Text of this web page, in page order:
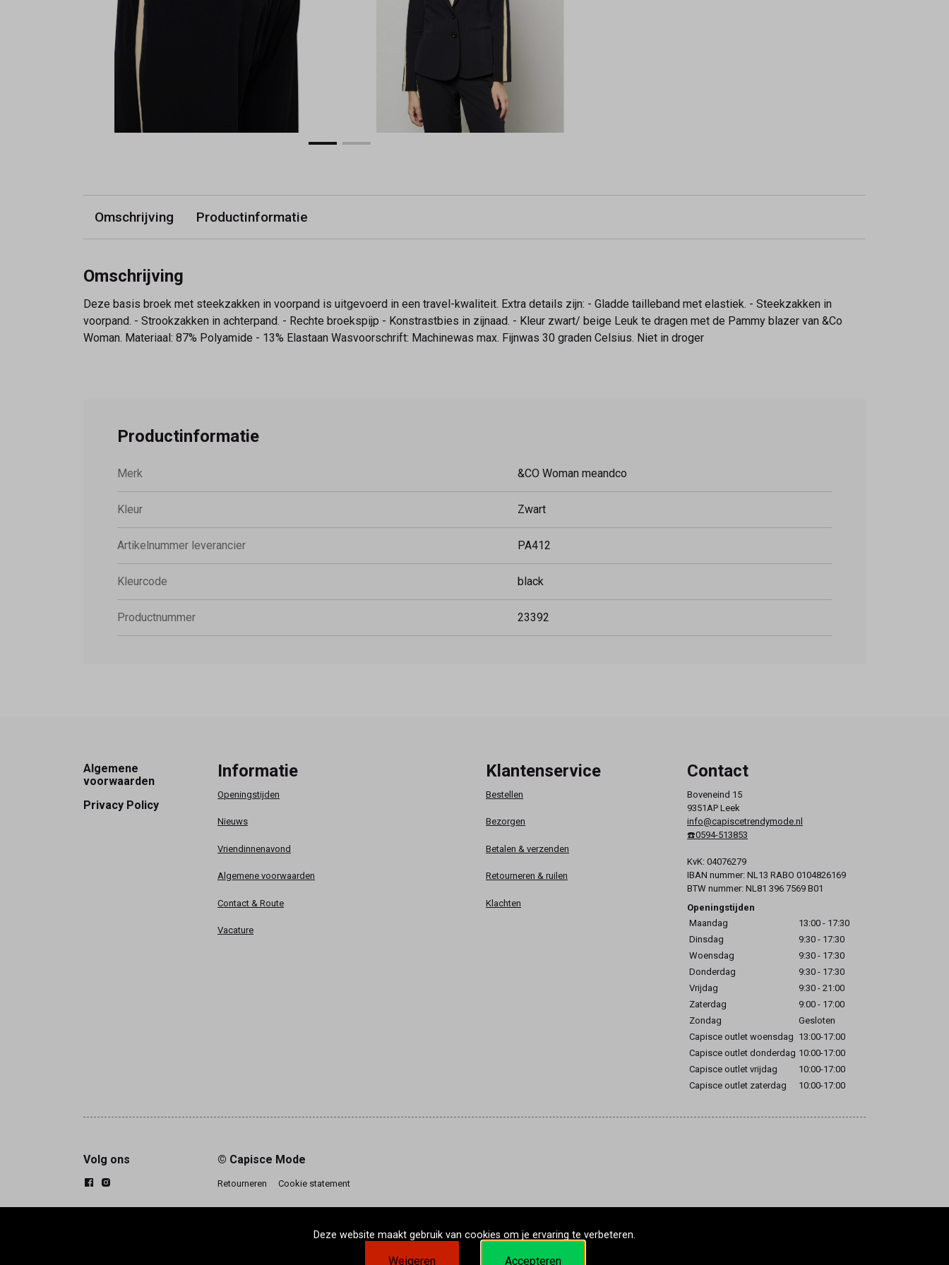
Omschrijving Productinformatie
Omschrijving
Deze basis broek met steekzakken in voorpand is uitgevoerd in een travel-kwaliteit. Extra details zijn: - Gladde tailleband met elastiek. - Steekzakken in
voorpand. - Strookzakken in achterpand. - Rechte broekspijp - Konstrastbies in zijnaad. - Kleur zwart/ beige Leuk te dragen met de Pammy blazer van &Co
Woman. Materiaal: 87% Polyamide - 13% Elastaan Wasvoorschrift: Machinewas max. Fijnwas 30 graden Celsius. Niet in droger
Productinformatie
Merk &CO Woman meandco
Kleur Zwart
Artikelnummer leverancier PA412
Kleurcode black
Productnummer 23392
Footer
Algemene
voorwaarden
Privacy Policy
Informatie
Openingstijden
Nieuws
Vriendinnenavond
Algemene voorwaarden
Contact & Route
Vacature
Klantenservice
Bestellen
Bezorgen
Betalen & verzenden
Retourneren & ruilen
Klachten
Contact
Boveneind 15
9351AP Leek
info@capiscetrendymode.nl
☎️0594-513853
KvK: 04076279
IBAN nummer: NL13 RABO 0104826169
BTW nummer: NL81 396 7569 B01
Openingstijden
Maandag
13:00 - 17:30
Dinsdag
9:30 - 17:30
Woensdag
9:30 - 17:30
Donderdag
9:30 - 17:30
Vrijdag
9:30 - 21:00
Zaterdag
9:00 - 17:00
Zondag
Gesloten
Capisce outlet woensdag 13:00-17:00
Capisce outlet donderdag 10:00-17:00
Capisce outlet vrijdag
10:00-17:00
Capisce outlet zaterdag
10:00-17:00
Volg ons © Capisce Mode
Retourneren Cookie statement
Deze website maakt gebruik van cookies om je ervaring te verbeteren.
Weigeren Accepteren